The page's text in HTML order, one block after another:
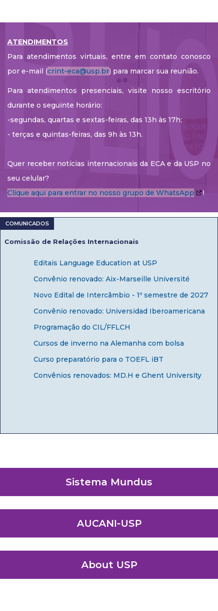
ATENDIMENTOS
Para atendimentos virtuais, entre em contato conosco
por e-mail (crint-eca@usp.br) para marcar sua reunião.
Para atendimentos presenciais, visite nosso escritório
durante o seguinte horário:
-segundas, quartas e sextas-feiras, das 13h às 17h;
- terças e quintas-feiras, das 9h às 13h.
Quer receber notícias internacionais da ECA e da USP no
seu celular?
Clique aqui para entrar no nosso grupo de WhatsApp
!
Comissão de Relações Internacionais
Editais Language Education at USP
Convênio renovado: Aix-Marseille Université
Novo Edital de Intercâmbio - 1º semestre de 2027
Convênio renovado: Universidad Iberoamericana
Programação do CIL/FFLCH
Cursos de inverno na Alemanha com bolsa
Curso preparatório para o TOEFL iBT
Convênios renovados: MD.H e Ghent University
Sistema Mundus
AUCANI-USP
About USP